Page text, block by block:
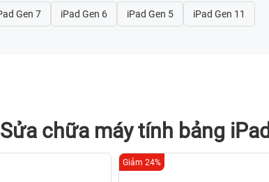
Sửa chữa máy tính bảng
Giảm 24%